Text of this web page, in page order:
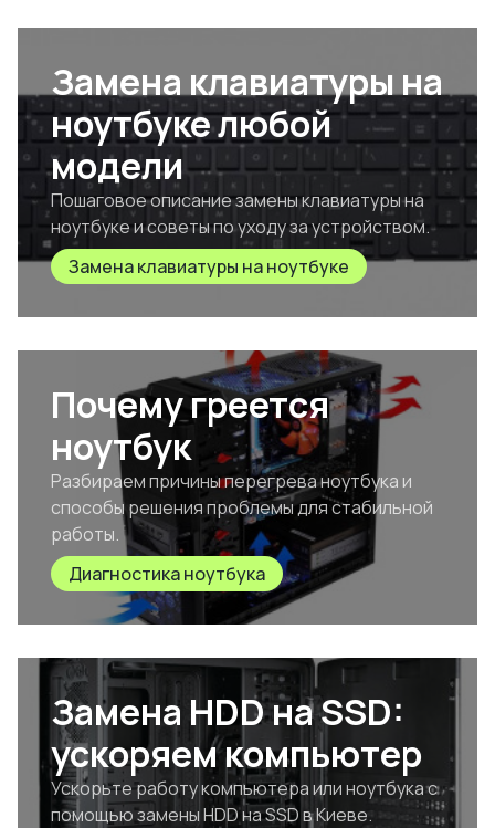
Замена клавиатуры на
ноутбуке любой
модели
Пошаговое описание замены клавиатуры на
ноутбуке и советы по уходу за устройством.
Замена клавиатуры на ноутбуке
Почему греется
ноутбук
Разбираем причины перегрева ноутбука и
способы решения проблемы для стабильной
работы.
Диагностика ноутбука
Замена HDD на SSD:
ускоряем компьютер
Ускорьте работу компьютера или ноутбука с
помощью замены HDD на SSD в Киеве.